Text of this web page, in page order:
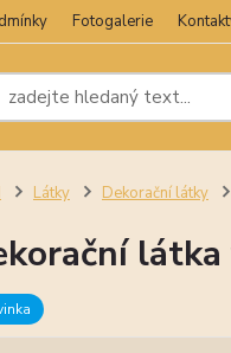
Fotogalerie
Látky Dekorační látky